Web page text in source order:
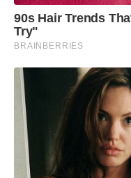
90s Hair Trends
Try"
BRAINBERRIES